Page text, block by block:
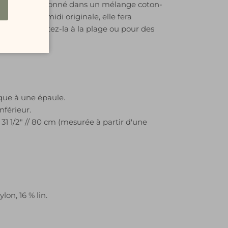
tout confectionné dans un mélange coton-
Robe midi originale, elle fera
têtes. Portez-la à la plage ou pour des
à une épaule.
31 1/2" //80 cm (mesurée à partir d'une
16 % lin.